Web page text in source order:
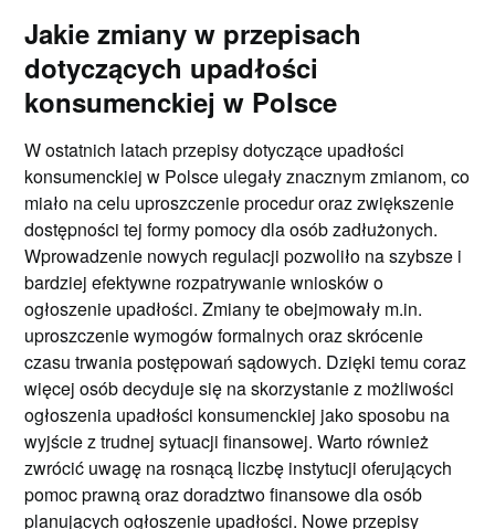
Jakie zmiany w przepisach
dotyczących upadłości
konsumenckiej w Polsce
W ostatnich latach przepisy dotyczące upadłości
konsumenckiej w Polsce ulegały znacznym zmianom, co
miało na celu uproszczenie procedur oraz zwiększenie
dostępności tej formy pomocy dla osób zadłużonych.
Wprowadzenie nowych regulacji pozwoliło na szybsze i
bardziej efektywne rozpatrywanie wniosków o
ogłoszenie upadłości. Zmiany te obejmowały m.in.
uproszczenie wymogów formalnych oraz skrócenie
czasu trwania postępowań sądowych. Dzięki temu coraz
więcej osób decyduje się na skorzystanie z możliwości
ogłoszenia upadłości konsumenckiej jako sposobu na
wyjście z trudnej sytuacji finansowej. Warto również
zwrócić uwagę na rosnącą liczbę instytucji oferujących
pomoc prawną oraz doradztwo finansowe dla osób
planujących ogłoszenie upadłości. Nowe przepisy